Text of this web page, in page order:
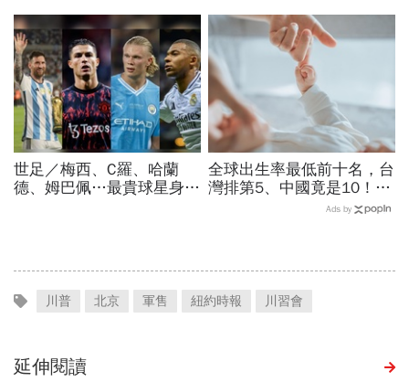
允許花錢買進美國的資格
創7個月來最佳單周
世足／梅西、C羅、哈蘭
德、姆巴佩…最貴球星身價
全球出生率最低前十名，台
灣排第5、中國竟是10！亞
洲4國入榜「無聲危機」，
Ads by
川普 北京 軍售 紐約時報 川習會
延伸閱讀